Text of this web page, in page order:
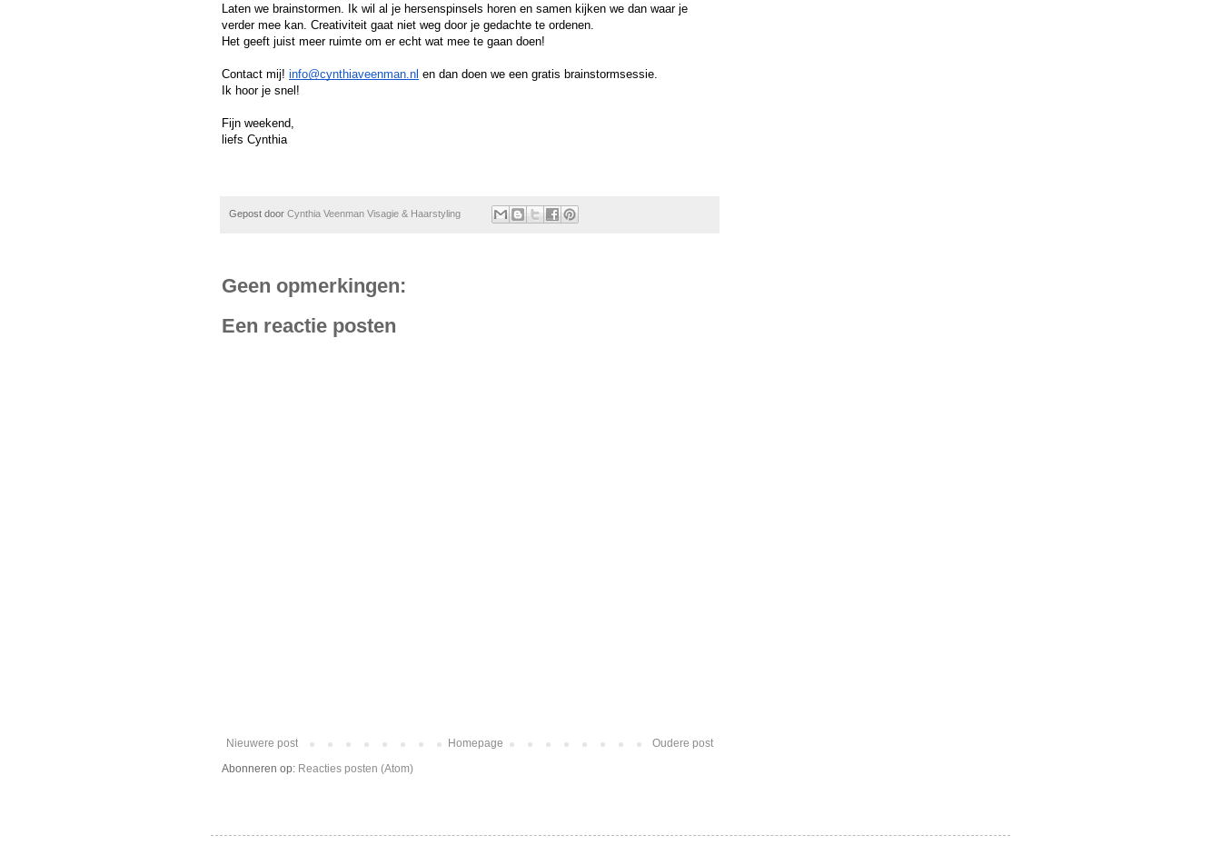
Laten we brainstormen. Ik wil al je hersenspinsels horen en samen kijken we dan waar je
verder mee kan. Creativiteit gaat niet weg door je gedachte te ordenen.
Het geeft juist meer ruimte om er echt wat mee te gaan doen!
Contact mij! info@cynthiaveenman.nl en dan doen we een gratis brainstormsessie.
Ik hoor je snel!
Fijn weekend,
liefs Cynthia
Gepost door Cynthia Veenman Visagie & Haarstyling
Geen opmerkingen:
Een reactie posten
Nieuwere post Oudere post
Homepage
Abonneren op: Reacties posten (Atom)